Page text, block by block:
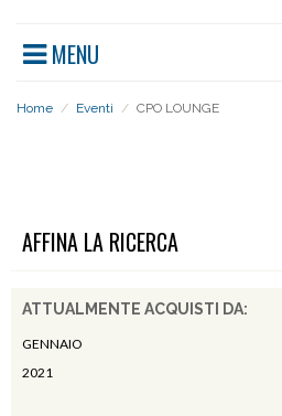
MENU
Home / Eventi / CPO LOUNGE
AFFINA LA RICERCA
ATTUALMENTE ACQUISTI DA:
GENNAIO
2021